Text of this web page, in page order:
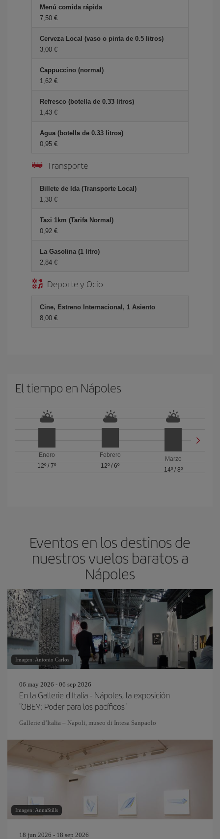
Menú comida rápida
7,50 €
Cerveza Local (vaso o pinta de 0.5 litros)
3,00 €
Cappuccino (normal)
1,62 €
Refresco (botella de 0.33 litros)
1,43 €
Agua (botella de 0.33 litros)
0,95 €
Transporte
Billete de Ida (Transporte Local)
1,30 €
Taxi 1km (Tarifa Normal)
0,92 €
La Gasolina (1 litro)
2,84 €
Deporte y Ocio
Cine, Estreno Internacional, 1 Asiento
8,00 €
El tiempo en Nápoles
Enero
12º /7º
Febrero
12º / 6º
Marzo
14º/ 8º
Eventos en los destinos de
nuestros vuelos baratos a
Nápoles
Imagen: Antonio Carlos
06 may 2026 - 06 sep 2026
En la Gallerie d'Italia - Nápoles, la exposición
"OBEY: Poder para los pacíficos"
Gallerie d’Italia – Napoli, museo di Intesa Sanpaolo
Imagen: AnnaStills
18 jun 2026 - 18 sep 2026